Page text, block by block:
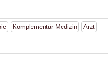
Komplementär Medizin Arzt